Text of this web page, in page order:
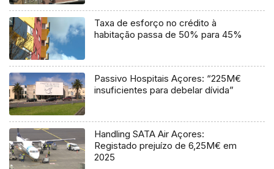
Taxa de esforço no crédito à
habitação passa de 50% para 45%
Passivo Hospitais Açores: “225M€
insuficientes para debelar dívida”
Handling SATA Air Açores:
Registado prejuízo de 6,25M€ em
2025